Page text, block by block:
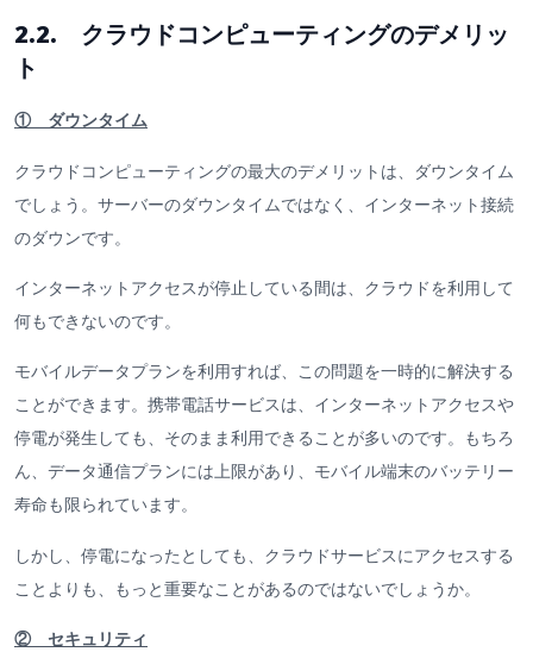
2.2. クラウドコンピューティングのデメリッ
ト
① ダウンタイム
クラウドコンピューティングの最大のデメリットは、ダウンタイム
でしょう。サーバーのダウンタイムではなく、インターネット接続
のダウンです。
インターネットアクセスが停止している間は、クラウドを利用して
何もできないのです。
モバイルデータプランを利用すれば、この問題を一時的に解決する
ことができます。携帯電話サービスは、インターネットアクセスや
停電が発生しても、そのまま利用できることが多いのです。もちろ
ん、データ通信プランには上限があり、モバイル端末のバッテリー
寿命も限られています。
しかし、停電になったとしても、クラウドサービスにアクセスする
ことよりも、もっと重要なことがあるのではないでしょうか。
② セキュリティ